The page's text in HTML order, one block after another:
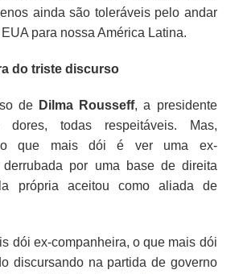
ainda são toleráveis pelo andar
para nossa América Latina.
do triste discurso
de Dilma Rousseff, a presidente
dores, todas respeitáveis. Mas,
o que mais dói é ver uma ex-
derrubada por uma base de direita
própria aceitou como aliada de
dói ex-companheira, o que mais dói
discursando na partida de governo